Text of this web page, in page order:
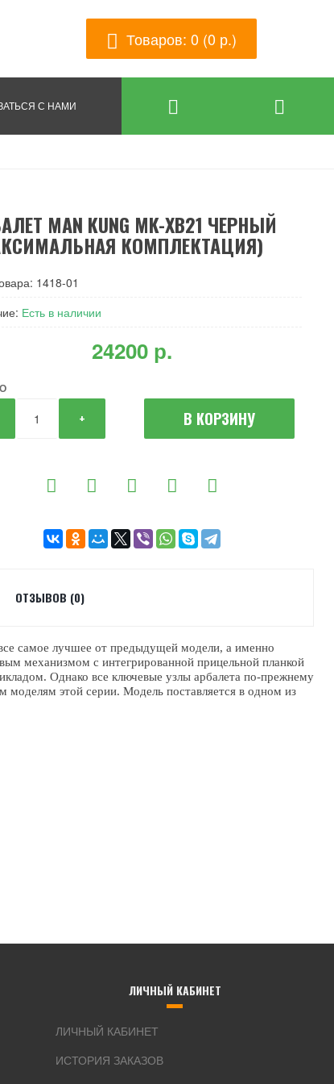
Товаров: 0 (0 р.)
С НАМИ
MAN KUNG MK-XB21 ЧЕРНЫЙ
КОМПЛЕКТАЦИЯ)
1418-01
Есть в наличии
24200 р.
+ В КОРЗИНУ
ОТЗЫВОВ (0)
самое лучшее от предыдущей модели, а именно
механизмом с интегрированной прицельной планкой
Однако все ключевые узлы арбалета по-прежнему
моделям этой серии. Модель поставляется в одном из
ЛИЧНЫЙ КАБИНЕТ
ЛИЧНЫЙ КАБИНЕТ
ИСТОРИЯ ЗАКАЗОВ